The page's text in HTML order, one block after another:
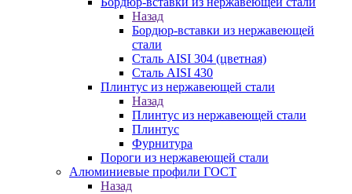
Назад
Бордюр-вставки из нержавеющей
стали
Сталь AISI 304 (цветная)
Сталь AISI 430
Плинтус из нержавеющей стали
Назад
Плинтус из нержавеющей стали
Плинтус
Фурнитура
Пороги из нержавеющей стали
Алюминиевые профили ГОСТ
Назад